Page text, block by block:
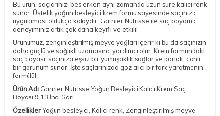
Bu ürün, saçlarınızı beslerken aynı zamanda uzun süre kalıcı renk
sunar. Üstelik yoğun besleyici krem formu sayesinde saçınıza
uygulaması oldukça kolaydır. Garnier Nutrisse ile saç boyama
deneyiminiz artık çok daha keyifli ve etkili!
Ürünümüz, zenginleştirilmiş meyve yağları içerir ki bu da saçınızın
daha güçlü ve sağlıklı uzamasına yardımcı olur. Krem formundaki
saç boyası, saçınıza eşsiz bir yumuşaklık sağlar ve parlak, canlı
bir görünüm sunar. İşte saçlarınızda göz alıcı bir fark yaratmanın
formülü!
Ürün Adı Garnier Nutrisse Yoğun Besleyici Kalıcı Krem Saç
Boyası 9.13 İnci Sarı
ÖzelliklerYoğun besleyici, Kalıcı renk, Zenginleştirilmiş meyve